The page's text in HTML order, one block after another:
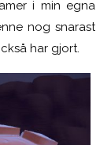
i min egna
nog snarast
har gjort.